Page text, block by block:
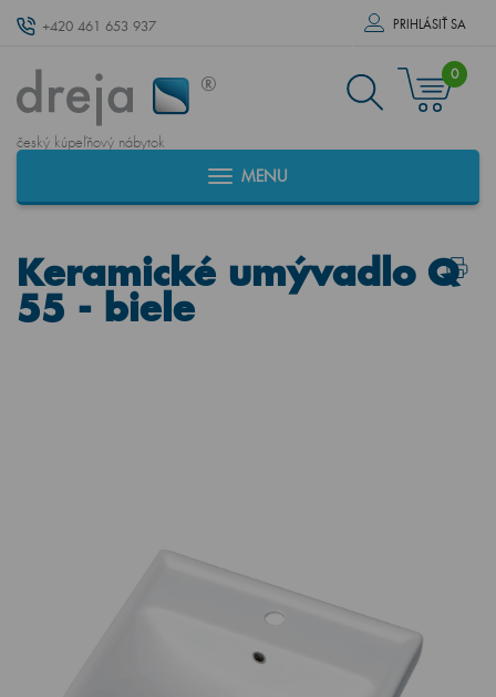
+420 461 653 937 PRIHLÁSIŤ SA
český kúpeľňový nábytok
0
MENU
Keramické umývadlo Q
55 - biele